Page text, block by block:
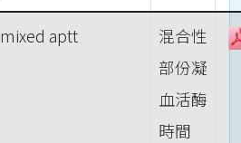
mixed aptt
混合性
部份凝
血活酶
時間